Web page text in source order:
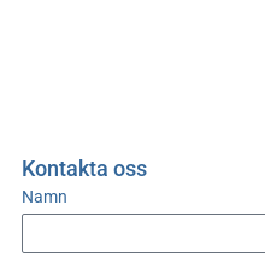
Kontakta oss
Namn